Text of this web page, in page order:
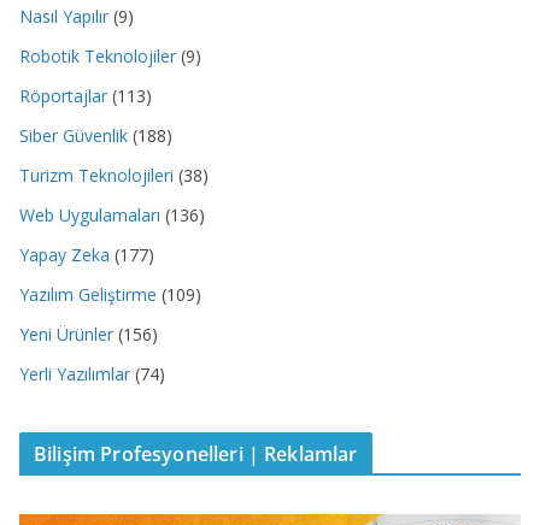
Nasıl Yapılır (9)
Robotik Teknolojiler (9)
Röportajlar (113)
Siber Güvenlik (188)
Turizm Teknolojileri (38)
Web Uygulamaları (136)
Yapay Zeka (177)
Yazılım Geliştirme (109)
Yeni Ürünler (156)
Yerli Yazılımlar (74)
Bilişim Profesyonelleri | Reklamlar